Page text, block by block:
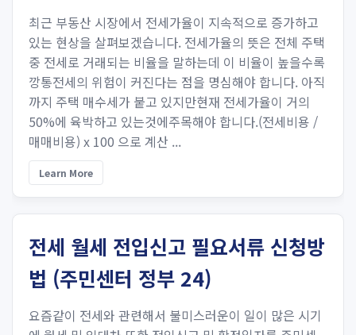
최근 부동산 시장에서 전세가율이 지속적으로 증가하고
있는 현상을 살펴보겠습니다. 전세가율의 뜻은 전체 주택
중 전세로 거래되는 비율을 말하는데 이 비율이 높을수록
깡통전세의 위험이 커진다는 점을 명심해야 합니다. 아직
까지 주택 매수세가 붙고 있지만현재 전세가율이 거의
50%에 육박하고 있는것에주목해야 합니다.(전세비용 /
매매비용) x 100 으로 계산 ​...
Learn More
전세 월세 전입신고 필요서류 신청방
법 (주민센터 정부 24)
요즘같이 전세와 관련해서 불미스러운이 일이 많은 시기